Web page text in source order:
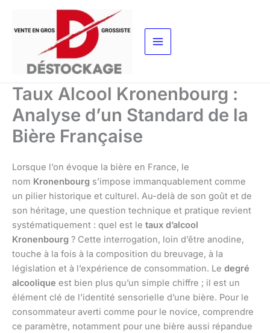
contenu
Taux Alcool Kronenbourg :
Analyse d’un Standard de la
Bière Française
Lorsque l’on évoque la bière en France, le
nom Kronenbourg s’impose immanquablement comme
un pilier historique et culturel. Au-delà de son goût et de
son héritage, une question technique et pratique revient
systématiquement : quel est le taux d’alcool
Kronenbourg ? Cette interrogation, loin d’être anodine,
touche à la fois à la composition du breuvage, à la
législation et à l’expérience de consommation. Le degré
alcoolique est bien plus qu’un simple chiffre ; il est un
élément clé de l’identité sensorielle d’une bière. Pour le
consommateur averti comme pour le novice, comprendre
ce paramètre, notamment pour une bière aussi répandue